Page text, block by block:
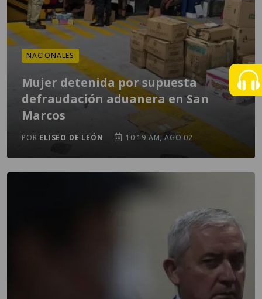
NACIONALES
Mujer detenida por supuesta
defraudación aduanera en San
Marcos
POR ELISEO DE LEÓN 10:19 AM, AGO 02